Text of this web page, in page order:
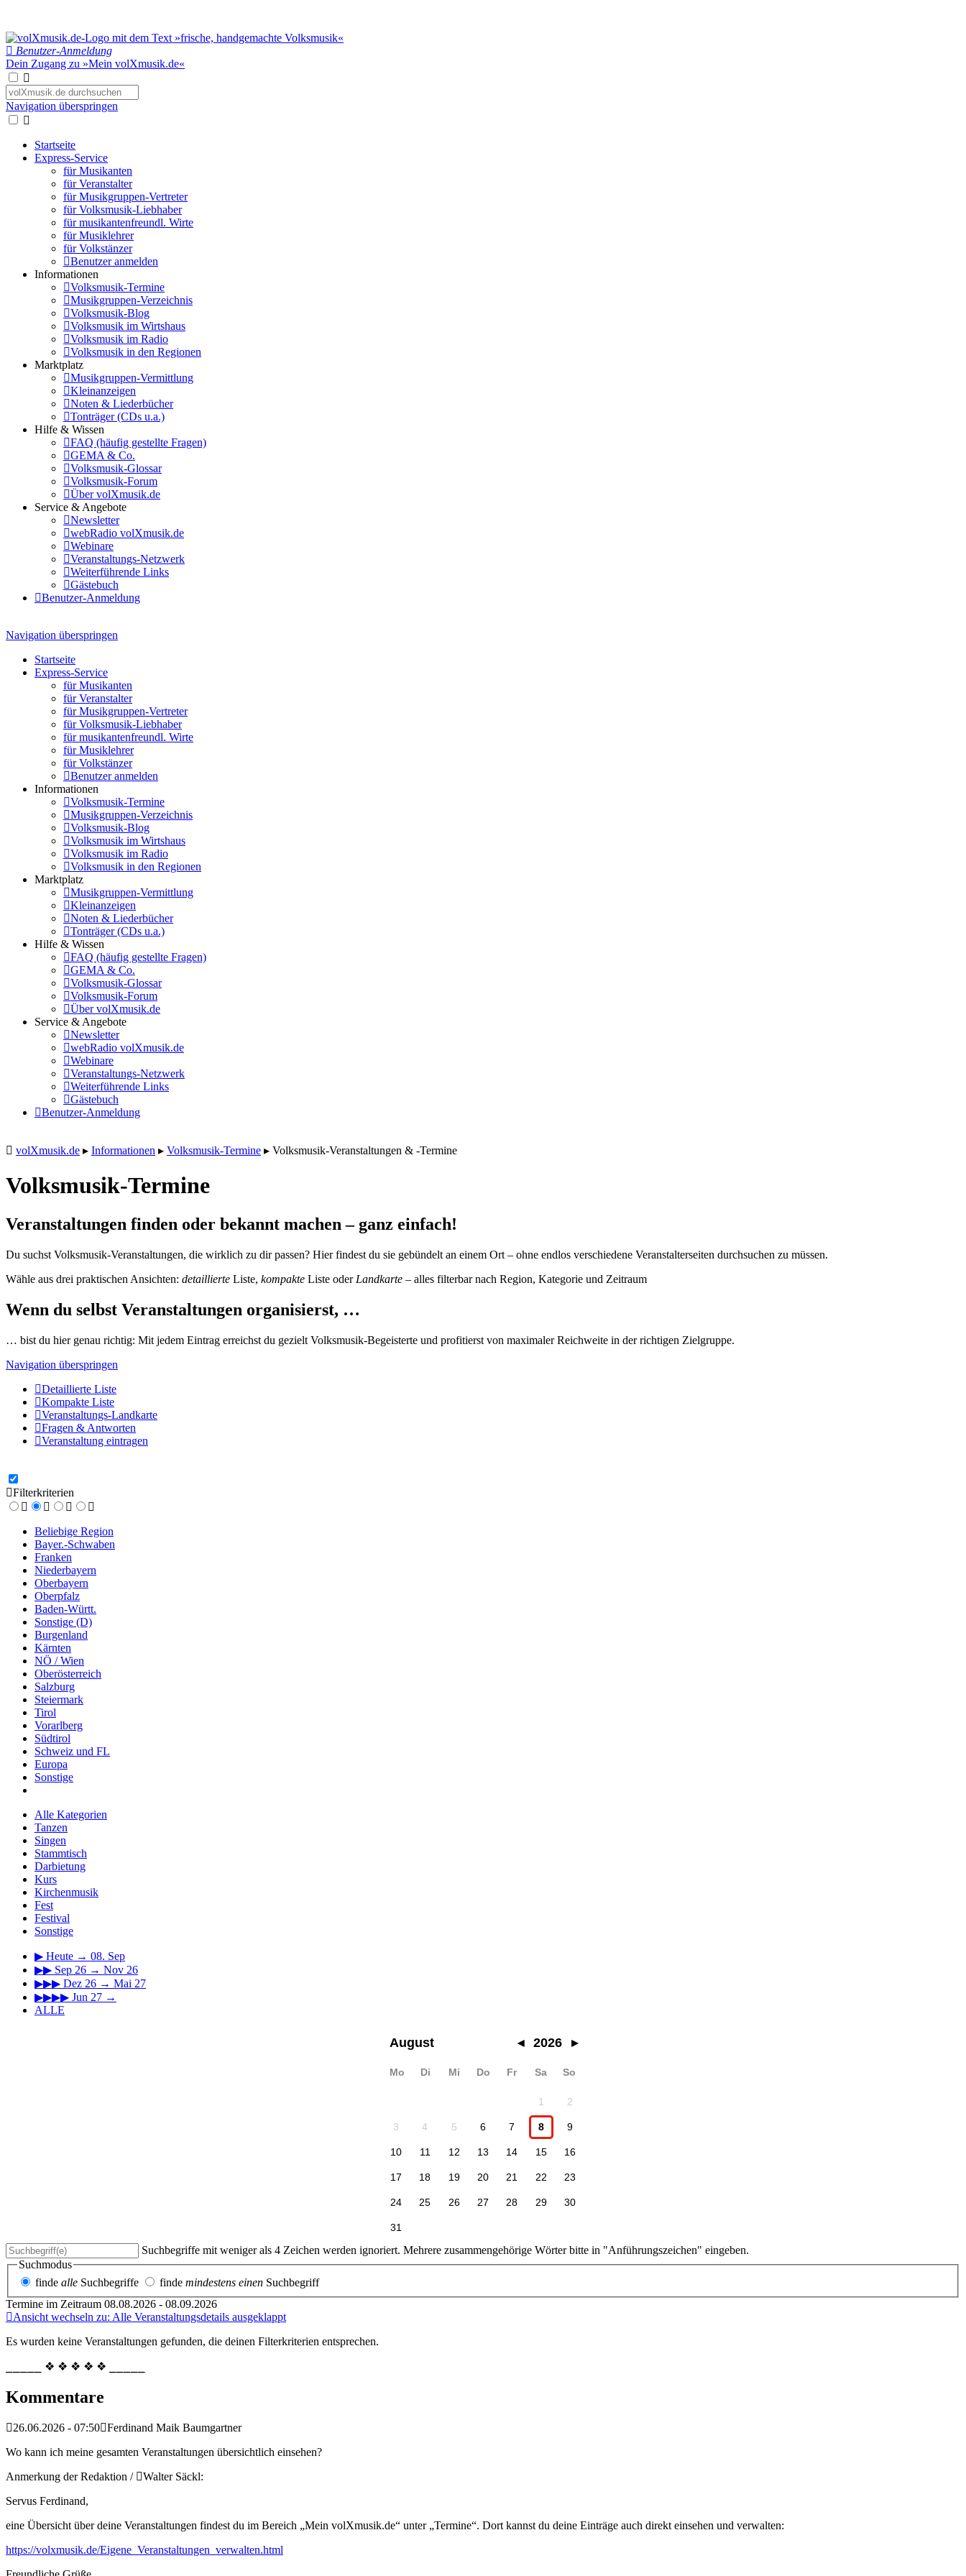
Benutzer-Anmeldung
Dein Zugang zu »Mein volXmusik.de«
Navigation überspringen
Startseite
Express-Service
für Musikanten
für Veranstalter
für Musikgruppen-Vertreter
für Volksmusik-Liebhaber
für musikantenfreundl. Wirte
für Musiklehrer
für Volkstänzer
Benutzer anmelden
Informationen
Volksmusik-Termine
Musikgruppen-Verzeichnis
Volksmusik-Blog
Volksmusik im Wirtshaus
Volksmusik im Radio
Volksmusik in den Regionen
Marktplatz
Musikgruppen-Vermittlung
Kleinanzeigen
Noten & Liederbücher
Tonträger (CDs u.a.)
Hilfe & Wissen
FAQ (häufig gestellte Fragen)
GEMA & Co.
Volksmusik-Glossar
Volksmusik-Forum
Über volXmusik.de
Service & Angebote
Newsletter
webRadio volXmusik.de
Webinare
Veranstaltungs-Netzwerk
Weiterführende Links
Gästebuch
Benutzer-Anmeldung
Navigation überspringen
Startseite
Express-Service
für Musikanten
für Veranstalter
für Musikgruppen-Vertreter
für Volksmusik-Liebhaber
für musikantenfreundl. Wirte
für Musiklehrer
für Volkstänzer
Benutzer anmelden
Informationen
Volksmusik-Termine
Musikgruppen-Verzeichnis
Volksmusik-Blog
Volksmusik im Wirtshaus
Volksmusik im Radio
Volksmusik in den Regionen
Marktplatz
Musikgruppen-Vermittlung
Kleinanzeigen
Noten & Liederbücher
Tonträger (CDs u.a.)
Hilfe & Wissen
FAQ (häufig gestellte Fragen)
GEMA & Co.
Volksmusik-Glossar
Volksmusik-Forum
Über volXmusik.de
Service & Angebote
Newsletter
webRadio volXmusik.de
Webinare
Veranstaltungs-Netzwerk
Weiterführende Links
Gästebuch
Benutzer-Anmeldung
volXmusik.de ▸ Informationen ▸ Volksmusik-Termine ▸ Volksmusik-Veranstaltungen & -Termine
Volksmusik-Termine
Veranstaltungen finden oder bekannt machen – ganz einfach!
Du suchst Volksmusik-Veranstaltungen, die wirklich zu dir passen? Hier findest du sie gebündelt an einem Ort – ohne endlos verschiedene Veranstalterseiten durchsuchen zu müssen.
Wähle aus drei praktischen Ansichten: detaillierte Liste, kompakte Liste oder Landkarte – alles filterbar nach Region, Kategorie und Zeitraum
Wenn du selbst Veranstaltungen organisierst, …
… bist du hier genau richtig: Mit jedem Eintrag erreichst du gezielt Volksmusik-Begeisterte und profitierst von maximaler Reichweite in der richtigen Zielgruppe.
Navigation überspringen
Detaillierte Liste
Kompakte Liste
Veranstaltungs-Landkarte
Fragen & Antworten
Veranstaltung eintragen
Filterkriterien
Beliebige Region
Bayer.-Schwaben
Franken
Niederbayern
Oberbayern
Oberpfalz
Baden-Württ.
Sonstige (D)
Burgenland
Kärnten
NÖ / Wien
Oberösterreich
Salzburg
Steiermark
Tirol
Vorarlberg
Südtirol
Schweiz und FL
Europa
Sonstige
Alle Kategorien
Tanzen
Singen
Stammtisch
Darbietung
Kurs
Kirchenmusik
Fest
Festival
Sonstige
▶ Heute → 08. Sep
▶▶ Sep 26 → Nov 26
▶▶▶ Dez 26 → Mai 27
▶▶▶▶ Jun 27 →
ALLE
August ◂ 2026 ▸
Mo Di Mi Do Fr Sa So
1 2
3 4 5 6 7 8 9
10 11 12 13 14 15 16
17 18 19 20 21 22 23
24 25 26 27 28 29 30
31
Suchbegriffe mit weniger als 4 Zeichen werden ignoriert. Mehrere zusammengehörige Wörter bitte in "Anführungszeichen" eingeben.
Suchmodus
finde alle Suchbegriffe finde mindestens einen Suchbegriff
Termine im Zeitraum 08.08.2026 - 08.09.2026
Ansicht wechseln zu: Alle Veranstaltungsdetails ausgeklappt
Es wurden keine Veranstaltungen gefunden, die deinen Filterkriterien entsprechen.
⎯⎯⎯⎯⎯ ❖ ❖ ❖ ❖ ❖ ⎯⎯⎯⎯⎯
Kommentare
26.06.2026 - 07:50 Ferdinand Maik Baumgartner
Wo kann ich meine gesamten Veranstaltungen übersichtlich einsehen?
Anmerkung der Redaktion /
Walter Säckl:
Servus Ferdinand,
eine Übersicht über deine Veranstaltungen findest du im Bereich „Mein volXmusik.de“ unter „Termine“. Dort kannst du deine Einträge auch direkt einsehen und verwalten:
https://volxmusik.de/Eigene_Veranstaltungen_verwalten.html